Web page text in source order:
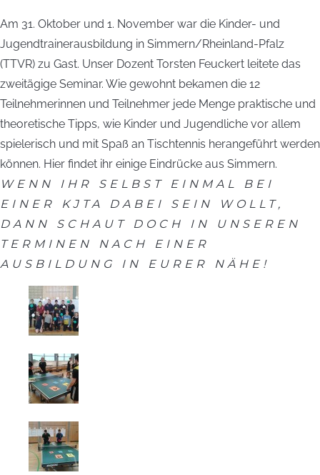
Am 31. Oktober und 1. November war die Kinder- und
Jugendtrainerausbildung in Simmern/Rheinland-Pfalz
(TTVR) zu Gast. Unser Dozent Torsten Feuckert leitete das
zweitägige Seminar. Wie gewohnt bekamen die 12
Teilnehmerinnen und Teilnehmer jede Menge praktische und
theoretische Tipps, wie Kinder und Jugendliche vor allem
spielerisch und mit Spaß an Tischtennis herangeführt werden
können. Hier findet ihr einige Eindrücke aus Simmern.
WENN IHR SELBST EINMAL BEI
EINER KJTA DABEI SEIN WOLLT,
DANN SCHAUT DOCH IN UNSEREN
TERMINEN NACH EINER
AUSBILDUNG IN EURER NÄHE!